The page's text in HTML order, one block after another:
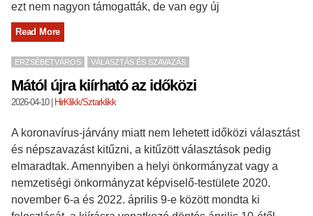
ezt nem nagyon támogatták, de van egy új
Read More
ERZSÉBETVÁROS VÁLASZTÁS ÉS SZAVAZÁS
Mától újra kiírható az időközi
2026-04-10| HirKlikk/Sztarklikk
A koronavírus-járvány miatt nem lehetett időközi választást
és népszavazást kitűzni, a kitűzött választások pedig
elmaradtak. Amennyiben a helyi önkormányzat vagy a
nemzetiségi önkormányzat képviselő-testülete 2020.
november 6-a és 2022. április 9-e között mondta ki